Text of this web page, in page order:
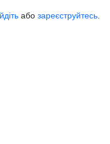
або зареєструйтесь